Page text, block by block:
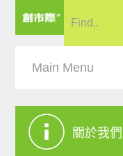
關於我們